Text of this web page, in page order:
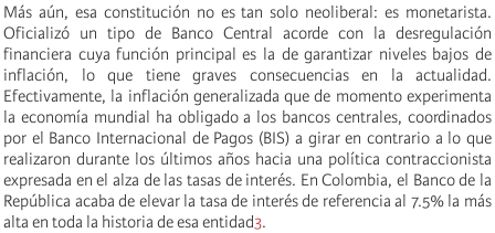
Más aún, esa constitución no es tan solo neoliberal: es monetarista.
Oficializó un tipo de Banco Central acorde con la desregulación
financiera cuya función principal es la de garantizar niveles bajos de
inflación, lo que tiene graves consecuencias en la actualidad.
Efectivamente, la inflación generalizada que de momento experimenta
la economía mundial ha obligado a los bancos centrales, coordinados
por el Banco Internacional de Pagos (BIS) a girar en contrario a lo que
realizaron durante los últimos años hacia una política contraccionista
expresada en el alza de las tasas de interés. En Colombia, el Banco de la
República acaba de elevar la tasa de interés de referencia al 7.5% la más
alta en toda la historia de esa entidad3.